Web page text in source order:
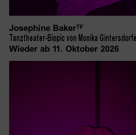
Josephine BakerTF
Tanztheater-Biopic von Monika
Wieder ab 11. Oktober 2026